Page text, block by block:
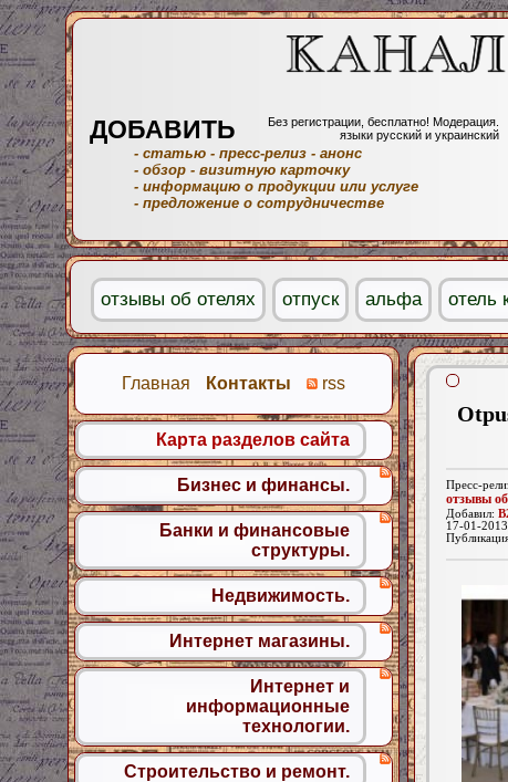
Пресс-
отзывы
Добавил:
17-01-
Главная Контакты rss
Карта разделов сайта
Бизнес и финансы.
Банки и финансовые
структуры.
Недвижимость.
Интернет магазины.
Интернет и
информационные
технологии.
Строительство и ремонт.
ДОБАВИТЬ
Без регистрации, бесплатно! Модерация.
языки русский и украинский
- статью - пресс-релиз - анонс
- обзор - визитную карточку
- информацию о продукции или услуге
- предложение о сотрудничестве
отзывы об отелях отпуск альфа отель